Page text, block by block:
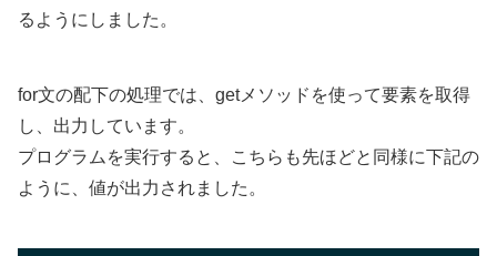
るようにしました。
for文の配下の処理では、getメソッドを使って要素を取得
し、出力しています。
プログラムを実行すると、こちらも先ほどと同様に下記の
ように、値が出力されました。